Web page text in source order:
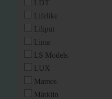
LDT
Lifelike
Liliput
Lima
LS Models
LUX
Mamos
Märklin